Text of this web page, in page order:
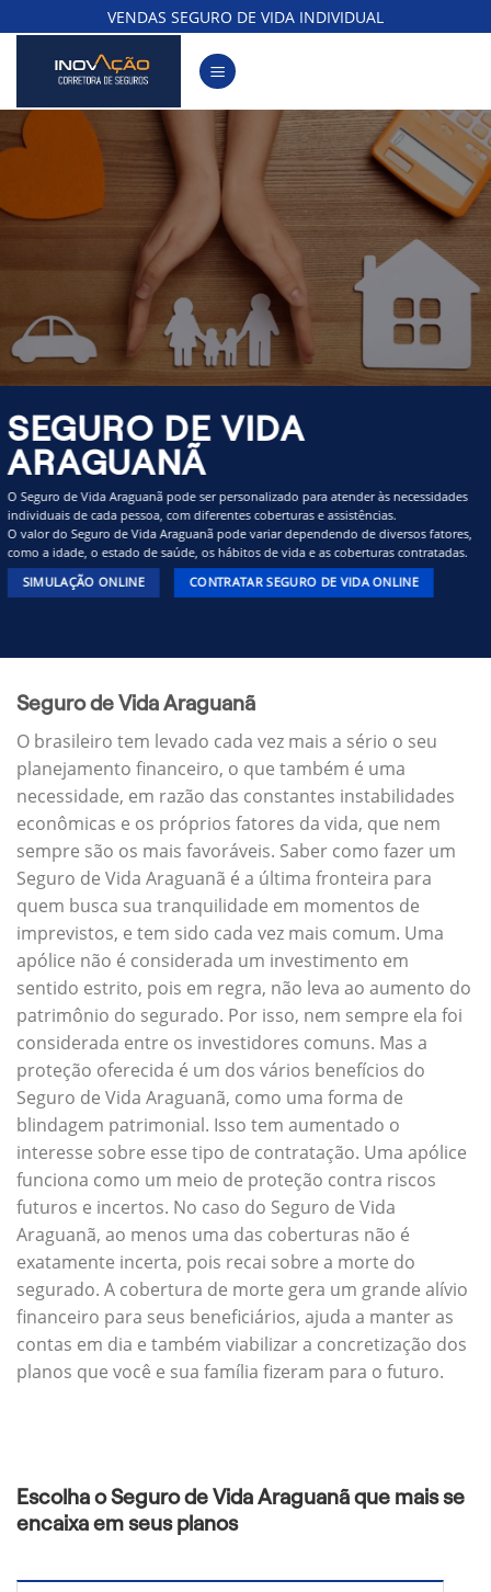
to
content
VENDAS SEGURO DE VIDA INDIVIDUAL
SEGURO DE VIDA
ARAGUANÃ
O Seguro de Vida Araguanã pode ser personalizado para atender às necessidades
individuais de cada pessoa, com diferentes coberturas e assistências.
O valor do Seguro de Vida Araguanã pode variar dependendo de diversos fatores,
como a idade, o estado de saúde, os hábitos de vida e as coberturas contratadas.
SIMULAÇÃO ONLINE CONTRATAR SEGURO DE VIDA ONLINE
Seguro de Vida Araguanã
O brasileiro tem levado cada vez mais a sério o seu
planejamento financeiro, o que também é uma
necessidade, em razão das constantes instabilidades
econômicas e os próprios fatores da vida, que nem
sempre são os mais favoráveis. Saber como fazer um
Seguro de Vida Araguanã é a última fronteira para
quem busca sua tranquilidade em momentos de
imprevistos, e tem sido cada vez mais comum. Uma
apólice não é considerada um investimento em
sentido estrito, pois em regra, não leva ao aumento do
patrimônio do segurado. Por isso, nem sempre ela foi
considerada entre os investidores comuns. Mas a
proteção oferecida é um dos vários benefícios do
Seguro de Vida Araguanã, como uma forma de
blindagem patrimonial. Isso tem aumentado o
interesse sobre esse tipo de contratação. Uma apólice
funciona como um meio de proteção contra riscos
futuros e incertos. No caso do Seguro de Vida
Araguanã, ao menos uma das coberturas não é
exatamente incerta, pois recai sobre a morte do
segurado. A cobertura de morte gera um grande alívio
financeiro para seus beneficiários, ajuda a manter as
contas em dia e também viabilizar a concretização dos
planos que você e sua família fizeram para o futuro.
Escolha o Seguro de Vida Araguanã que mais se
encaixa em seus planos